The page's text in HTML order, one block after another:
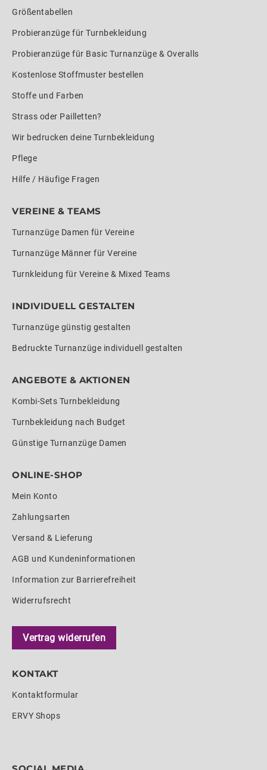
Größentabellen
Probieranzüge für Turnbekleidung
Probieranzüge für Basic Turnanzüge & Overalls
Kostenlose Stoffmuster bestellen
Stoffe und Farben
Strass oder Pailletten?
Wir bedrucken deine Turnbekleidung
Pflege
Hilfe / Häufige Fragen
VEREINE & TEAMS
Turnanzüge Damen für Vereine
Turnanzüge Männer für Vereine
Turnkleidung für Vereine & Mixed Teams
INDIVIDUELL GESTALTEN
Turnanzüge günstig gestalten
Bedruckte Turnanzüge individuell gestalten
ANGEBOTE & AKTIONEN
Kombi-Sets Turnbekleidung
Turnbekleidung nach Budget
Günstige Turnanzüge Damen
ONLINE-SHOP
Mein Konto
Zahlungsarten
Versand & Lieferung
AGB und Kundeninformationen
Information zur Barrierefreiheit
Widerrufsrecht
Vertrag widerrufen
KONTAKT
Kontaktformular
ERVY Shops